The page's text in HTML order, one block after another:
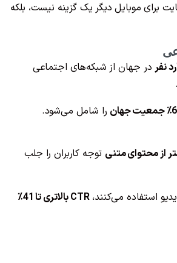
برای موبایل دیگر یک گزینه نیست، بلکه
در جهان از شبکه‌های اجتماعی
را شامل می‌شود.
توجه کاربران را جلب
ویدیو استفاده می‌کنند،CTR بالاتری تا 41٪